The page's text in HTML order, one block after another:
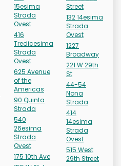
15esima
Strada
Ovest
416
Tredicesima
Strada
Ovest
625 Avenue
of the
Americas
90 Quinta
Strada
540
26esima
Strada
Ovest
175 10th Ave
Street
132 14esima
Strada
Ovest
1227
Broadway
221 W 29th
St
44-54
Nona
Strada
414
14esima
Strada
Ovest
515 West
29th Street